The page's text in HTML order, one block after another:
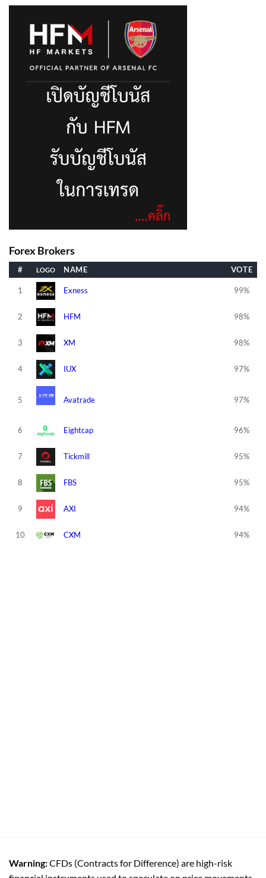
Forex Brokers
# NAME VOTE
1 Exness 99%
2 HFM 98%
3 XM 98%
4 IUX 97%
5 Avatrade 97%
6 Eightcap 96%
7 Tickmill 95%
8 FBS 95%
9 AXI 94%
10 CXM 94%
Warning:CFDs (Contracts for Difference) are high-risk